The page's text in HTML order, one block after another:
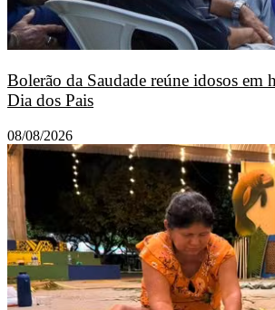
Bolerão da Saudade reúne idosos em
Dia dos Pais
08/08/2026